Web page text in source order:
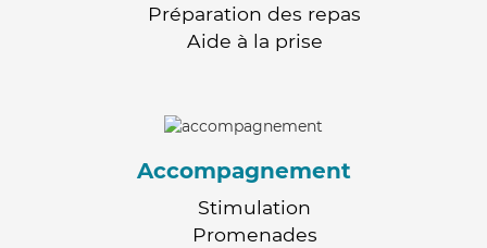
Préparation des repas
Aide à la prise
Accompagnement
Stimulation
Promenades